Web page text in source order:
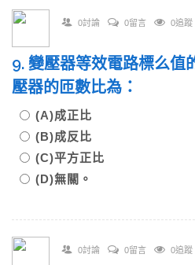
0討論 0留言 0追蹤
9. 變壓器等效電路標么值
壓器的匝數比為：
(A)成正比
(B)成反比
(C)平方正比
(D)無關。
0討論 0留言 0追蹤